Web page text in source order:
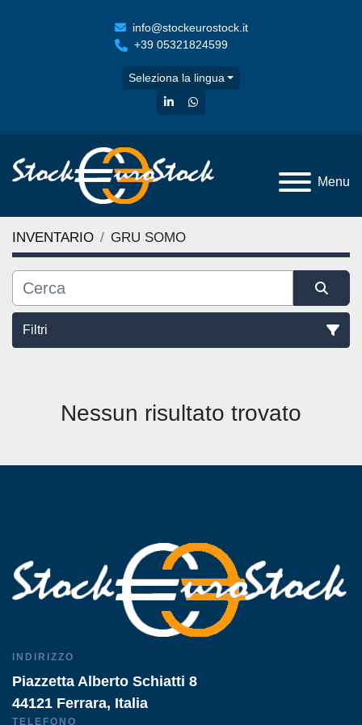
info@stockeurostock.it
+39 05321824599
Seleziona la lingua
linkedinwhatsapp
Menu
INVENTARIO GRU SOMO
Filtri
Ordina per
Nessun risultato trovato
INDIRIZZO
Piazzetta Alberto Schiatti 8
44121 Ferrara, Italia
TELEFONO